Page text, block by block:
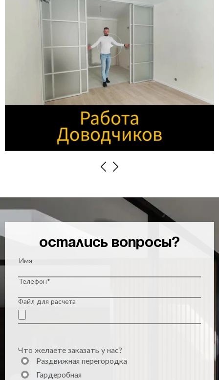
Previous
Next
Остались вопросы?
Имя
Телефон*
Файл для расчета
Что желаете заказать у нас?
Раздвижная перегородка
Гардеробная